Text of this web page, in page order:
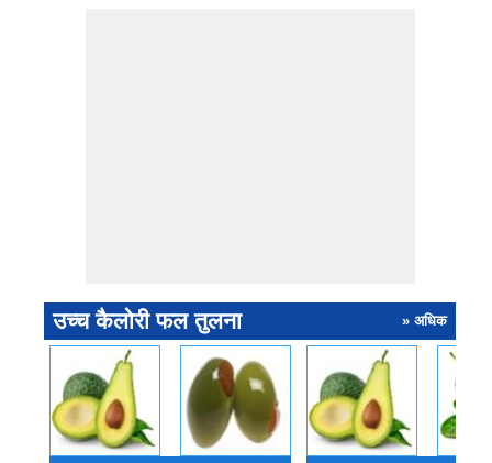
उच्च कैलोरी फल तुलना » अधिक